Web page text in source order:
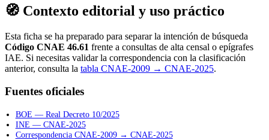
🧭 Contexto editorial y uso práctico
Esta ficha se ha preparado para separar la intención de búsqueda
Código CNAE 46.61 frente a consultas de alta censal o epígrafes
IAE. Si necesitas validar la correspondencia con la clasificación
anterior, consulta la tabla CNAE-2009 → CNAE-2025.
Fuentes oficiales
BOE — Real Decreto 10/2025
INE — CNAE-2025
Correspondencia CNAE-2009 → CNAE-2025